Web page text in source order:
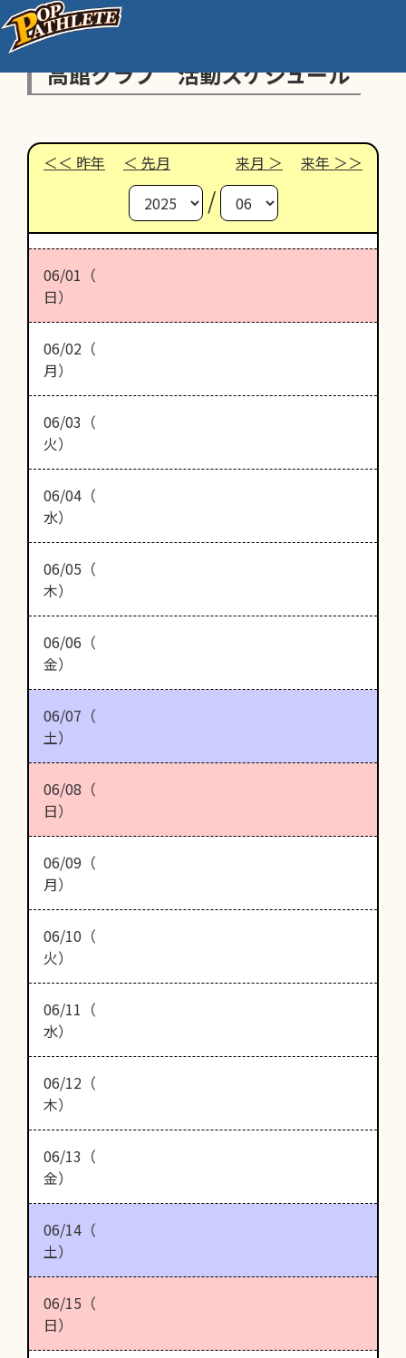
高館クラブ 活動スケジュール
昨年 先月 来月 来年
/
06/01（
日）
06/02（
月）
06/03（
火）
06/04（
水）
06/05（
木）
06/06（
金）
06/07（
土）
06/08（
日）
06/09（
月）
06/10（
火）
06/11（
水）
06/12（
木）
06/13（
金）
06/14（
土）
06/15（
日）